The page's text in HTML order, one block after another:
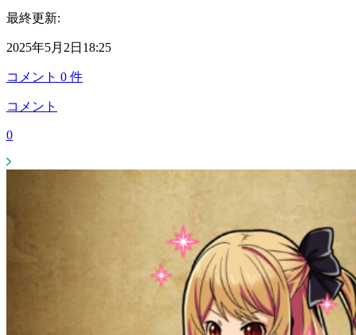
最終更新:
2025年5月2日18:25
コメント 0 件
コメント
0